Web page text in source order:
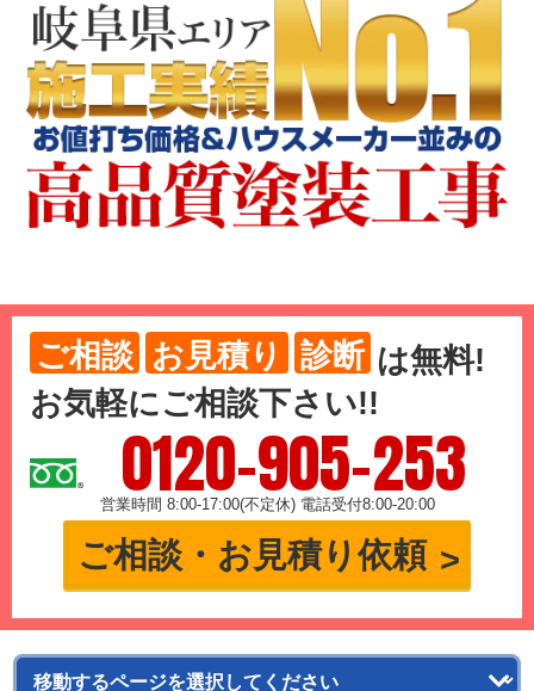
ご相談 お見積り 診断 は無料!
お気軽にご相談下さい!!
0120-905-253
営業時間 8:00-17:00(不定休) 電話受付8:00-20:00
ご相談・お見積り依頼